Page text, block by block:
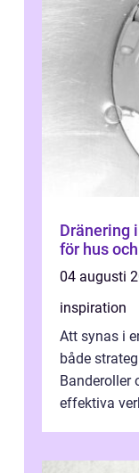
Dränering i
för hus
04 augusti
inspiration
Att synas i
både
Banderoller
effektiva